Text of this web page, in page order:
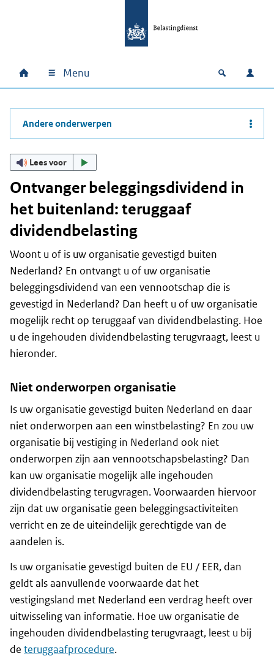
Hoofdnavigatie
Home Menu Open
Andere onderwerpen
Lees voor
Ontvanger beleggingsdividend in
het buitenland: teruggaaf
dividendbelasting
Woont u of is uw organisatie gevestigd buiten
Nederland? En ontvangt u of uw organisatie
beleggingsdividend van een vennootschap die is
gevestigd in Nederland? Dan heeft u of uw organisatie
mogelijk recht op teruggaaf van dividendbelasting. Hoe
u de ingehouden dividendbelasting terugvraagt, leest u
hieronder.
Niet onderworpen organisatie
Is uw organisatie gevestigd buiten Nederland en daar
niet onderworpen aan een winstbelasting? En zou uw
organisatie bij vestiging in Nederland ook niet
onderworpen zijn aan vennootschapsbelasting? Dan
kan uw organisatie mogelijk alle ingehouden
dividendbelasting terugvragen. Voorwaarden hiervoor
zijn dat uw organisatie geen beleggingsactiviteiten
verricht en ze de uiteindelijk gerechtigde van de
aandelen is.
Is uw organisatie gevestigd buiten de EU / EER, dan
geldt als aanvullende voorwaarde dat het
vestigingsland met Nederland een verdrag heeft over
uitwisseling van informatie. Hoe uw organisatie de
ingehouden dividendbelasting terugvraagt, leest u bij
de teruggaafprocedure.